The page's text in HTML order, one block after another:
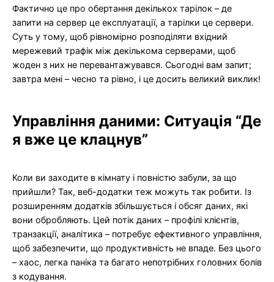
Фактично це про обертання декількох тарілок – де
запити на сервер це експлуатації, а тарілки це сервери.
Суть у тому, щоб рівномірно розподіляти вхідний
мережевий трафік між декількома серверами, щоб
жоден з них не перевантажувався. Сьогодні вам запит;
завтра мені – чесно та рівно, і це досить великий виклик!
Управління даними: Ситуація “Де
я вже це клацнув”
Коли ви заходите в кімнату і повністю забули, за що
прийшли? Так, веб-додатки теж можуть так робити. Із
розширенням додатків збільшується і обсяг даних, які
вони обробляють. Цей потік даних – профілі клієнтів,
транзакції, аналітика – потребує ефективного управління,
щоб забезпечити, що продуктивність не впаде. Без цього
– хаос, легка паніка та багато непотрібних головних болів
з кодування.